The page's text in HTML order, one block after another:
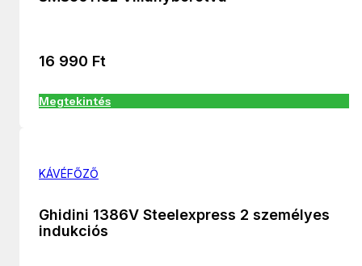
16 990 Ft
Megtekintés
KÁVÉFŐZŐ
Ghidini 1386V Steelexpress 2 személyes
indukciós